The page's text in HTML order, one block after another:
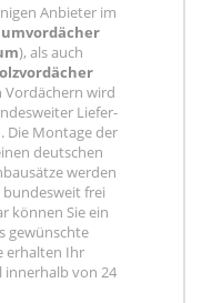
Anbieter im
), als auch
wird
Liefer-
Die Montage der
deutschen
werden
frei
können Sie ein
gewünschte
erhalten Ihr
innerhalb von 24